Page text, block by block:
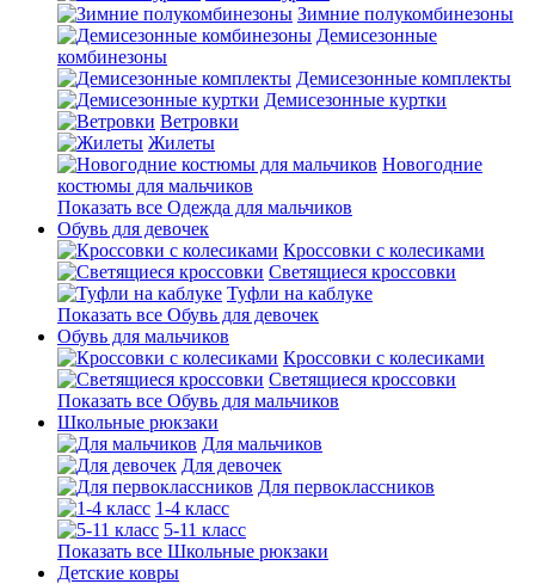
Зимние полукомбинезоны
Демисезонные
комбинезоны
Демисезонные комплекты
Демисезонные куртки
Ветровки
Жилеты
Новогодние
костюмы для мальчиков
Показать все Одежда для мальчиков
Обувь для девочек
Кроссовки с колесиками
Светящиеся кроссовки
Туфли на каблуке
Показать все Обувь для девочек
Обувь для мальчиков
Кроссовки с колесиками
Светящиеся кроссовки
Показать все Обувь для мальчиков
Школьные рюкзаки
Для мальчиков
Для девочек
Для первоклассников
1-4 класс
5-11 класс
Показать все Школьные рюкзаки
Детские ковры